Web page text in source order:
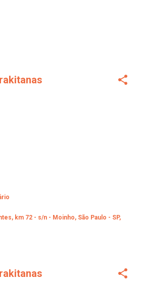
km 72 - s/n - Moinho, São Paulo - SP,